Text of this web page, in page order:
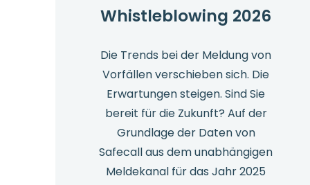
wissen
müssen
Whistleblowing 2026
Die Trends bei der Meldung von
Vorfällen verschieben sich. Die
Erwartungen steigen. Sind Sie
bereit für die Zukunft? Auf der
Grundlage der Daten von
Safecall aus dem unabhängigen
Meldekanal für das Jahr 2025